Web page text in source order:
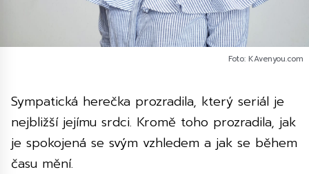
Foto: KAvenyou.com
Sympatická herečka prozradila, který seriál je
nejbližší jejímu srdci. Kromě toho prozradila, jak
je spokojená se svým vzhledem a jak se během
času mění.